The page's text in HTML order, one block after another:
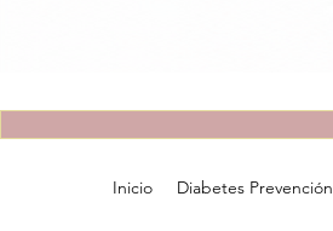
Inicio Diabetes Prevención